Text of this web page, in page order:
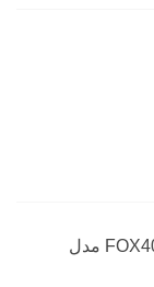
محافظ دندان دو تایی FOX40 مدل